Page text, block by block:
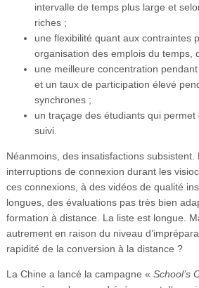
intervalle de temps plus large et
riches ;
une flexibilité quant aux contraintes
organisation des emplois du temps,
une meilleure concentration
et un taux de participation élevé
synchrones ;
un traçage des étudiants qui permet
suivi.
Néanmoins, des insatisfactions subsistent.
interruptions de connexion durant les
ces connexions, à des vidéos de qualité
longues, des évaluations pas très bien
formation à distance. La liste est longue.
autrement en raison du niveau
rapidité de la conversion à la distance ?
La Chine a lancé la campagne « School’s